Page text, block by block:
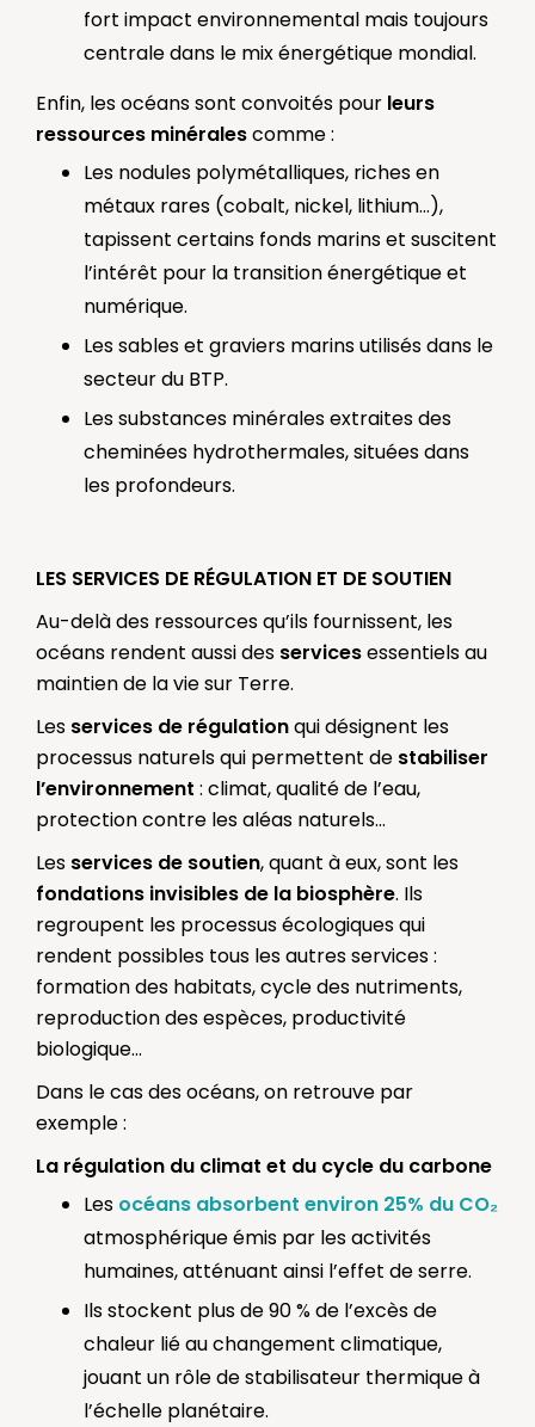
fort impact environnemental mais toujours
centrale dans le mix énergétique mondial.
Enfin, les océans sont convoités pour leurs
ressources minéralescomme :
Les nodules polymétalliques, riches en
métaux rares (cobalt, nickel, lithium…),
tapissent certains fonds marins et suscitent
l’intérêt pour la transition énergétique et
numérique.
Les sables et graviers marins utilisés dans le
secteur du BTP.
Les substances minérales extraites des
cheminées hydrothermales, situées dans
les profondeurs.
LES SERVICES DE RÉGULATION ET DE SOUTIEN
Au-delà des ressources qu’ils fournissent, les
océans rendent aussi des servicesessentiels au
maintien de la vie sur Terre.
Les services de régulationqui désignent les
processus naturels qui permettent de stabiliser
l’environnement : climat, qualité de l’eau,
protection contre les aléas naturels…
Les services de soutien, quant à eux, sont les
fondations invisibles de la biosphère. Ils
regroupent les processus écologiques qui
rendent possibles tous les autres services :
formation des habitats, cycle des nutriments,
reproduction des espèces, productivité
biologique...
Dans le cas des océans, on retrouve par
exemple :
La régulation du climat et du cycle du carbone
Les océans absorbent environ 25% du CO₂
atmosphérique émis par les activités
humaines, atténuant ainsi l’effet de serre.
Ils stockent plus de 90 % de l’excès de
chaleur lié au changement climatique,
jouant un rôle de stabilisateur thermique à
l’échelle planétaire.